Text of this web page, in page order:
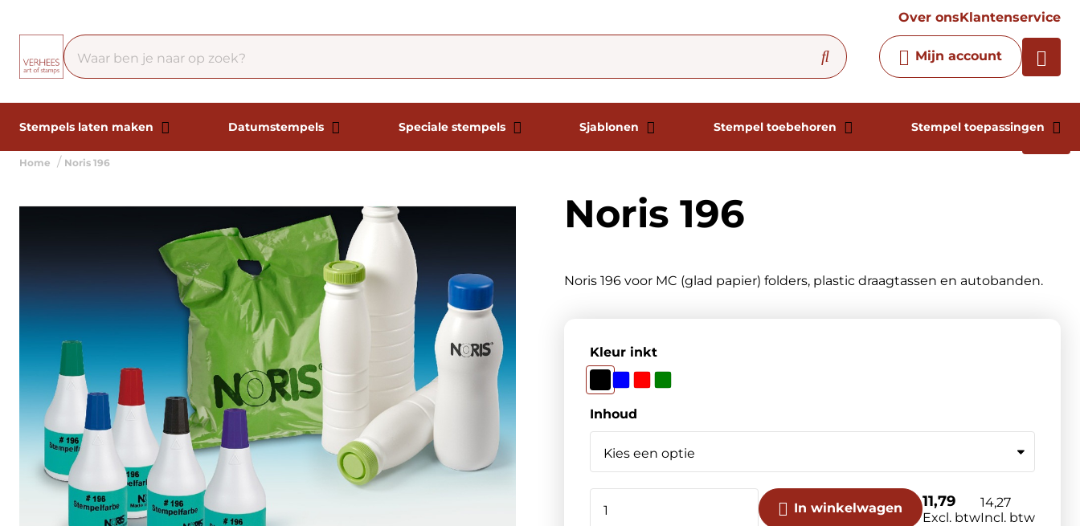
Over onsKlantenservice
Mijn account
Stempels laten maken Datumstempels Speciale stempels Sjablonen Stempel toebehoren Stempel toepassingen
Chatbot
Chat 24/7 met onze chatbot
voor hulp
Contact
Home Noris 196
Noris 196
Noris 196 voor MC (glad papier) folders, plastic draagtassen en autobanden.
Kleur inkt
Inhoud
In winkelwagen 11,79
Excl. btw
14,27
Incl. btw